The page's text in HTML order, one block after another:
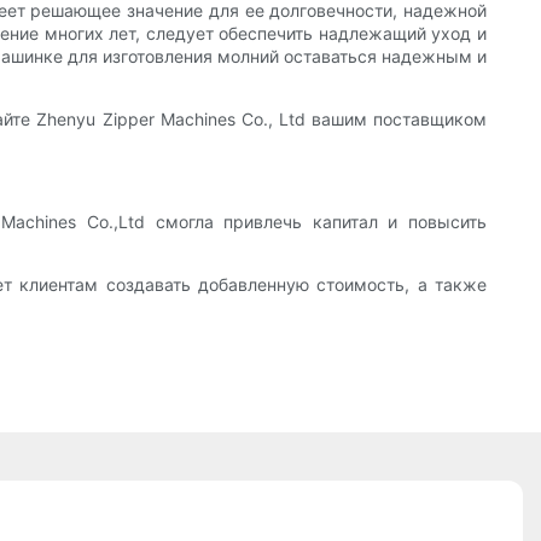
решающее значение для ее долговечности, надежной
многих лет, следует обеспечить надлежащий уход и
для изготовления молний оставаться надежным и
Zhenyu Zipper Machines Co., Ltd вашим поставщиком
Co.,Ltd смогла привлечь капитал и повысить
клиентам создавать добавленную стоимость, а также